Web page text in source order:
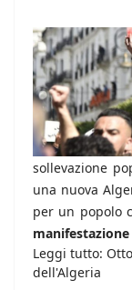
sollevazione
una nuova
per un popolo
Leggi tutto:
dell'Algeria